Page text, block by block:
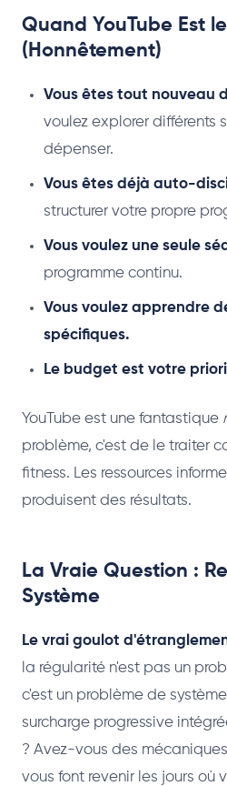
Quand YouTube Est
(Honnêtement)
Vous êtes tout nouveau
voulez explorer différents
dépenser.
Vous êtes déjà auto-
structurer votre propre
Vous voulez une seule
programme continu.
Vous voulez apprendre
spécifiques.
Le budget est votre
YouTube est une fantastique
problème, c'est de le traiter
fitness. Les ressources
produisent des résultats.
La Vraie Question :
Système
Le vrai goulot
la régularité n'est pas un
c'est un problème de
surcharge progressive
? Avez-vous des
vous font revenir les jours où